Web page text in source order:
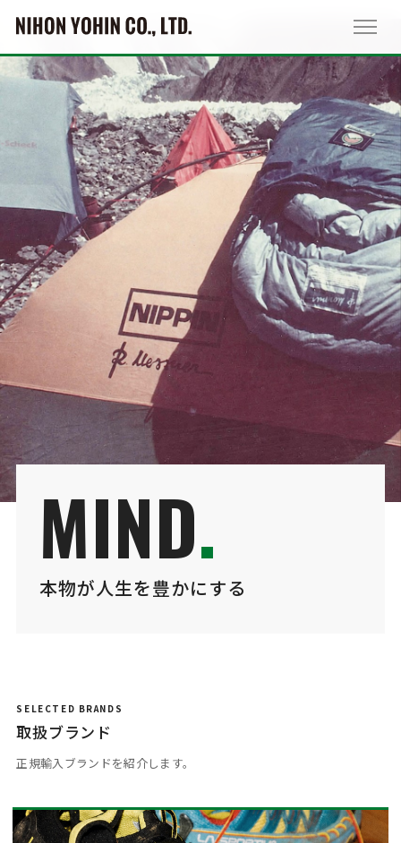
MIND.
本物が人生を豊かにする
SELECTED BRANDS
取扱ブランド
正規輸入ブランドを紹介します。